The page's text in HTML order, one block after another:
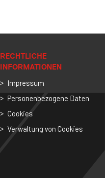
RECHTLICHE
INFORMATIONEN
Impressum
Personenbezogene Daten
Cookies
Verwaltung von Cookies